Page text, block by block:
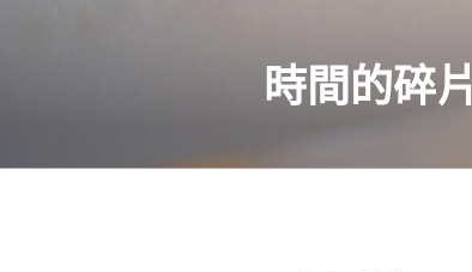
時間的碎片